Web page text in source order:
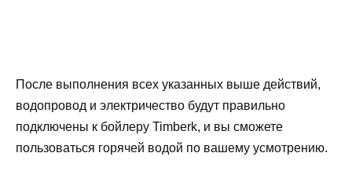
После выполнения всех указанных выше действий,
водопровод и электричество будут правильно
подключены к бойлеру Timberk, и вы сможете
пользоваться горячей водой по вашему усмотрению.